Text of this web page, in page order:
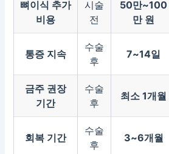
뼈이식 추가
비용
시술
전
50만~100
만 원
통증 지속
수술
후
7~14일
금주 권장
기간
수술
후
최소 1개월
회복 기간
수술
후
3~6개월